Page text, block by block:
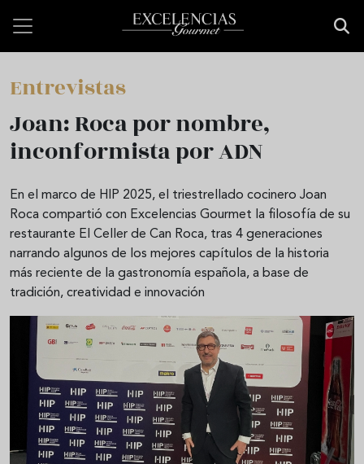
Entrevistas
Joan: Roca por nombre,
inconformista por ADN
En el marco de HIP 2025, el triestrellado cocinero Joan
Roca compartió con Excelencias Gourmet la filosofía de su
restaurante El Celler de Can Roca, tras 4 generaciones
narrando algunos de los mejores capítulos de la historia
más reciente de la gastronomía española, a base de
tradición, creatividad e innovación